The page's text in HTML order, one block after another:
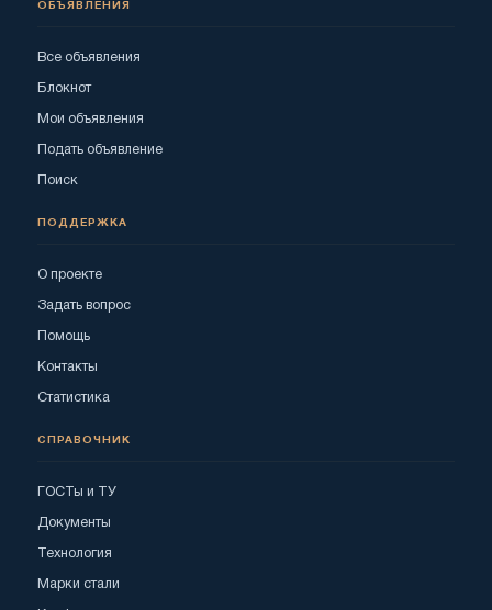
ОБЪЯВЛЕНИЯ
Все объявления
Блокнот
Мои объявления
Подать объявление
Поиск
ПОДДЕРЖКА
О проекте
Задать вопрос
Помощь
Контакты
Статистика
СПРАВОЧНИК
ГОСТы и ТУ
Документы
Технология
Марки стали